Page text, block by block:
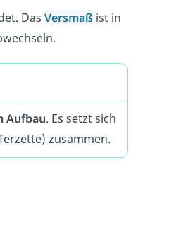
Das Versmaß ist in
Aufbau. Es setzt sich
zusammen.